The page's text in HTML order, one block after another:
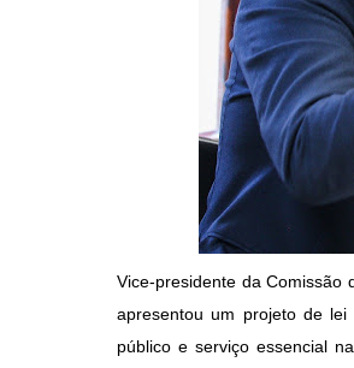
Vice-presidente da Comissão
apresentou um projeto de
público e serviço essencial